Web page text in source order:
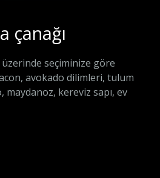
çanağı
seçiminize göre
avokado dilimleri, tulum
kereviz sapı, ev